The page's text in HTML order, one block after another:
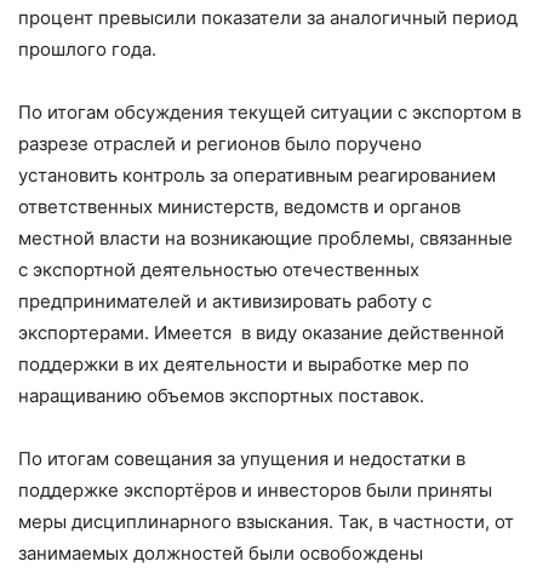
процент превысили показатели за аналогичный период
прошлого года.
По итогам обсуждения текущей ситуации с экспортом в
разрезе отраслей и регионов было поручено
установить контроль за оперативным реагированием
ответственных министерств, ведомств и органов
местной власти на возникающие проблемы, связанные
с экспортной деятельностью отечественных
предпринимателей и активизировать работу с
экспортерами. Имеется в виду оказание действенной
поддержки в их деятельности и выработке мер по
наращиванию объемов экспортных поставок.
По итогам совещания за упущения и недостатки в
поддержке экспортёров и инвесторов были приняты
меры дисциплинарного взыскания. Так, в частности, от
занимаемых должностей были освобождены